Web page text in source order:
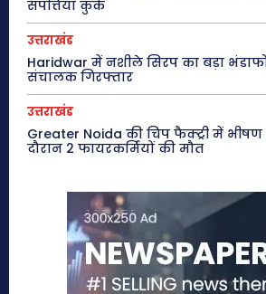
संपत्तियां कुर्क
उत्तराखंड
Haridwar में नशीले सिरप का बड़ा
संचालक गिरफ्तार
उत्तराखंड
Greater Noida की चिप फैक्ट्री में
दौरान 2 फायरकर्मियों की मौत